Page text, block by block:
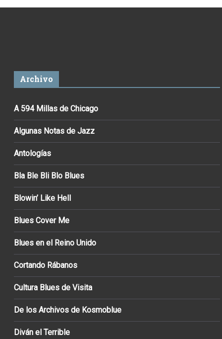
Archivo
A 594 Millas de Chicago
Algunas Notas de Jazz
Antologías
Bla Ble Bli Blo Blues
Blowin’ Like Hell
Blues Cover Me
Blues en el Reino Unido
Cortando Rábanos
Cultura Blues de Visita
De los Archivos de Kosmoblue
Diván el Terrible